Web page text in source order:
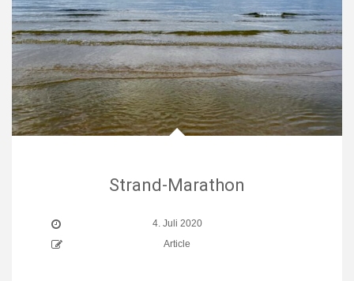
Strand-Marathon
4. Juli 2020
Article